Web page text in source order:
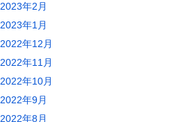
2023年2月
2023年1月
2022年12月
2022年11月
2022年10月
2022年9月
2022年8月